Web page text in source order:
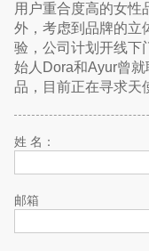
用户重合度高的女性
外，考虑到品牌的立
验，公司计划开线下
始人Dora和Ayur曾
品，目前正在寻求天
姓 名：
邮箱